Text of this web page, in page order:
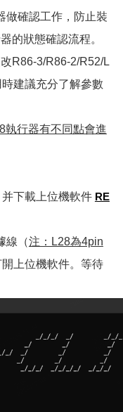
做確認工作，防止裝
的狀態確認流程。
R86-3/R86-2/R52/L
建議充分了解參數
執行器有不同點會進
下載上位機軟件 RE
線（注：L28為4pin
上位機軟件。等待